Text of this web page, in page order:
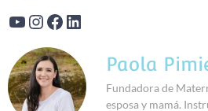
Paola
Fundadora de
esposa y mamá.